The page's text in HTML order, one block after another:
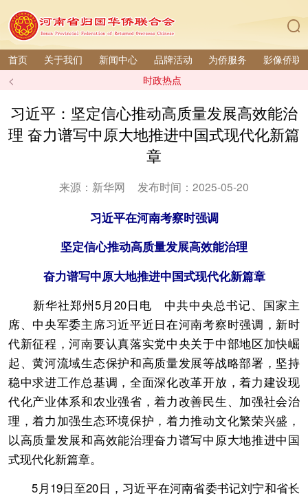
首页 关于我们 新闻中心 品牌活动 为侨服务 影像侨联
< 时政热点
习近平：坚定信心推动高质量发展高效能治
理 奋力谱写中原大地推进中国式现代化新篇
章
来源：新华网 发布时间：2025-05-20
习近平在河南考察时强调
坚定信心推动高质量发展高效能治理
奋力谱写中原大地推进中国式现代化新篇章
新华社郑州5月20日电 中共中央总书记、国家主
席、中央军委主席习近平近日在河南考察时强调，新时
代新征程，河南要认真落实党中央关于中部地区加快崛
起、黄河流域生态保护和高质量发展等战略部署，坚持
稳中求进工作总基调，全面深化改革开放，着力建设现
代化产业体系和农业强省，着力改善民生、加强社会治
理，着力加强生态环境保护，着力推动文化繁荣兴盛，
以高质量发展和高效能治理奋力谱写中原大地推进中国
式现代化新篇章。
5月19日至20日，习近平在河南省委书记刘宁和省长